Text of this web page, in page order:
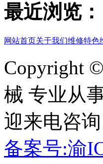
最近浏览：
网站首页关于我们维修特色
Copyright
械 专业从
迎来电咨
备案号:渝